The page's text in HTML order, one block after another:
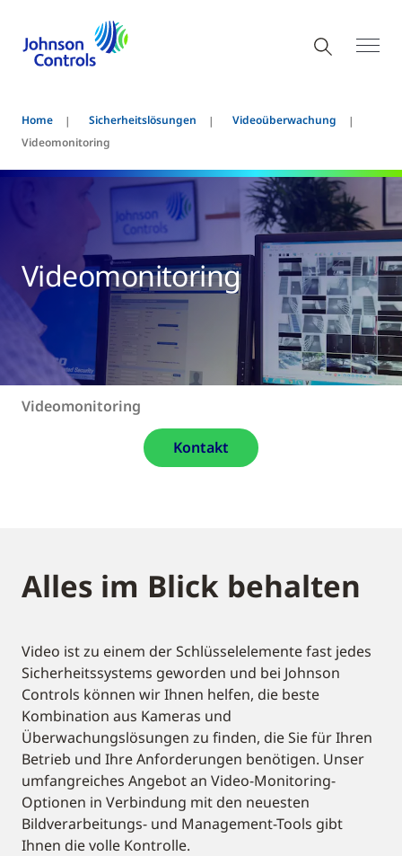
Home Sicherheitslösungen
Videoüberwachung
Videomonitoring
Videomonitoring
Videomonitoring
Kontakt
Alles im Blick behalten
Video ist zu einem der Schlüsselelemente fast jedes
Sicherheitssystems geworden und bei Johnson
Controls können wir Ihnen helfen, die beste
Kombination aus Kameras und
Überwachungslösungen zu finden, die Sie für Ihren
Betrieb und Ihre Anforderungen benötigen. Unser
umfangreiches Angebot an Video-Monitoring-
Optionen in Verbindung mit den neuesten
Bildverarbeitungs- und Management-Tools gibt
Ihnen die volle Kontrolle.